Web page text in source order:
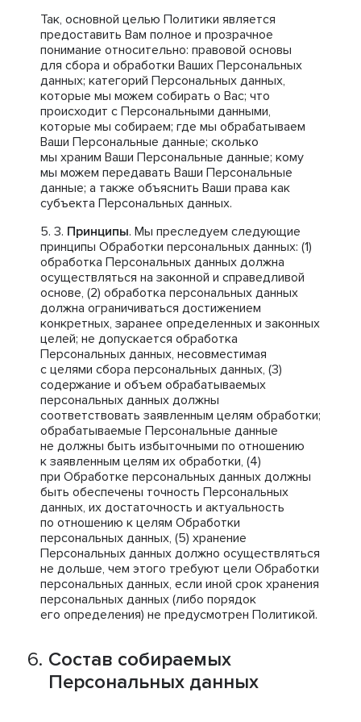
Так, основной целью Политики является
предоставить Вам полное и прозрачное
понимание относительно: правовой основы
для сбора и обработки Ваших Персональных
данных; категорий Персональных данных,
которые мы можем собирать о Вас; что
происходит с Персональными данными,
которые мы собираем; где мы обрабатываем
Ваши Персональные данные; сколько
мы храним Ваши Персональные данные; кому
мы можем передавать Ваши Персональные
данные; а также объяснить Ваши права как
субъекта Персональных данных.
Принципы. Мы преследуем следующие
принципы Обработки персональных данных: (1)
обработка Персональных данных должна
осуществляться на законной и справедливой
основе, (2) обработка персональных данных
должна ограничиваться достижением
конкретных, заранее определенных и законных
целей; не допускается обработка
Персональных данных, несовместимая
с целями сбора персональных данных, (3)
содержание и объем обрабатываемых
персональных данных должны
соответствовать заявленным целям обработки;
обрабатываемые Персональные данные
не должны быть избыточными по отношению
к заявленным целям их обработки, (4)
при Обработке персональных данных должны
быть обеспечены точность Персональных
данных, их достаточность и актуальность
по отношению к целям Обработки
персональных данных, (5) хранение
Персональных данных должно осуществляться
не дольше, чем этого требуют цели Обработки
персональных данных, если иной срок хранения
персональных данных (либо порядок
его определения) не предусмотрен Политикой.
Состав собираемых
Персональных данных